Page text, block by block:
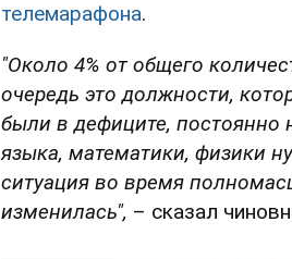
телемарафона.
"Около 4% от общего
очередь это должности,
были в дефиците, постоянно
языка, математики, физики
ситуация во время
изменилась", – сказал